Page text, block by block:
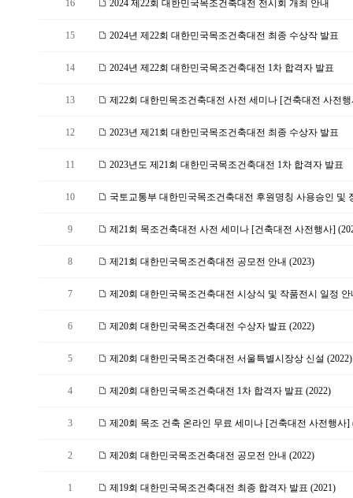
16 2024 제22회 대한민국목조건축대전 전시회 개최 안내
15 2024년 제22회 대한민국목조건축대전 최종 수상작 발표
14 2024년 제22회 대한민국목조건축대전 1차 합격자 발표
13 제22회 대한민목조건축대전 사전 세미나 [건축대전 사전
12 2023년 제21회 대한민국목조건축대전 최종 수상자 발표
11 2023년도 제21회 대한민국목조건축대전 1차 합격자 발표
10 국토교통부 대한민국목조건축대전 후원명칭 사용승인 및
9 제21회 목조건축대전 사전 세미나 [건축대전 사전행사]
8 제21회 대한민국목조건축대전 공모전 안내 (2023)
7 제20회 대한민국목조건축대전 시상식 및 작품전시 일정 안
6 제20회 대한민국목조건축대전 수상자 발표 (2022)
5 제20회 대한민국목조건축대전 서울특별시장상 신설 (2022)
4 제20회 대한민국목조건축대전 1차 합격자 발표 (2022)
3 제20회 목조 건축 온라인 무료 세미나 [건축대전 사전행사]
2 제20회 대한민국목조건축대전 공모전 안내 (2022)
1 제19회 대한민국목조건축대전 최종 합격자 발표 (2021)